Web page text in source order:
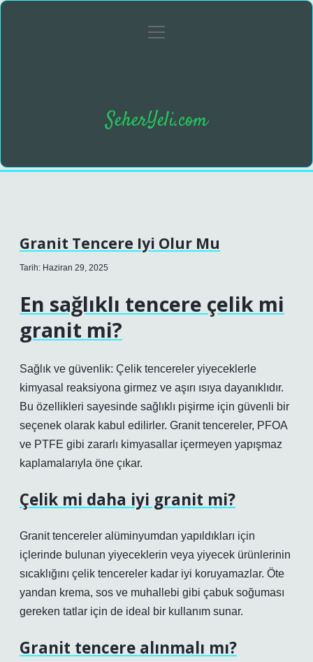
Gizlilik Politikası
menüyü
SeherYeli.com
Granit Tencere Iyi Olur Mu
Tarih: Haziran 29, 2025
En sağlıklı tencere çelik mi
granit mi?
Sağlık ve güvenlik: Çelik tencereler yiyeceklerle
kimyasal reaksiyona girmez ve aşırı ısıya dayanıklıdır.
Bu özellikleri sayesinde sağlıklı pişirme için güvenli bir
seçenek olarak kabul edilirler. Granit tencereler, PFOA
ve PTFE gibi zararlı kimyasallar içermeyen yapışmaz
kaplamalarıyla öne çıkar.
Çelik mi daha iyi granit mi?
Granit tencereler alüminyumdan yapıldıkları için
içlerinde bulunan yiyeceklerin veya yiyecek ürünlerinin
sıcaklığını çelik tencereler kadar iyi koruyamazlar. Öte
yandan krema, sos ve muhallebi gibi çabuk soğuması
gereken tatlar için de ideal bir kullanım sunar.
Granit tencere alınmalı mı?